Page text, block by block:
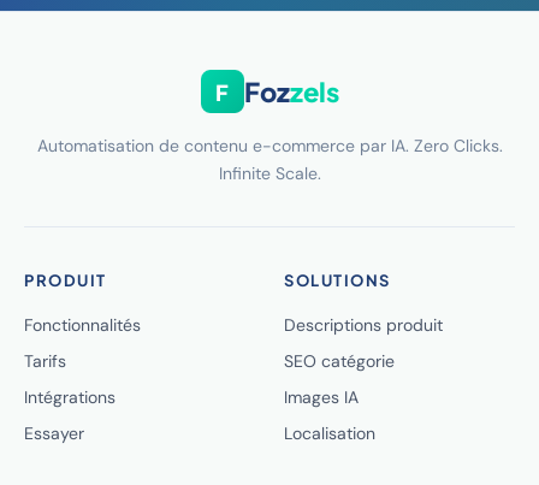
F Fozzels
Automatisation de contenu e-commerce par IA. Zero Clicks.
Infinite Scale.
PRODUIT
Fonctionnalités
Tarifs
Intégrations
Essayer
SOLUTIONS
Descriptions produit
SEO catégorie
Images IA
Localisation